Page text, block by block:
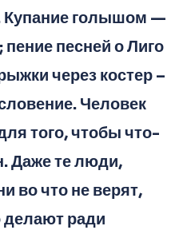
Купание голышом —
песней о Лиго
через костер –
Человек
того, чтобы что-
Даже те люди,
во что не верят,
делают ради